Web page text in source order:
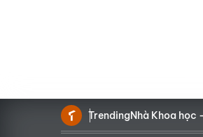
TrendingNhà Khoa học